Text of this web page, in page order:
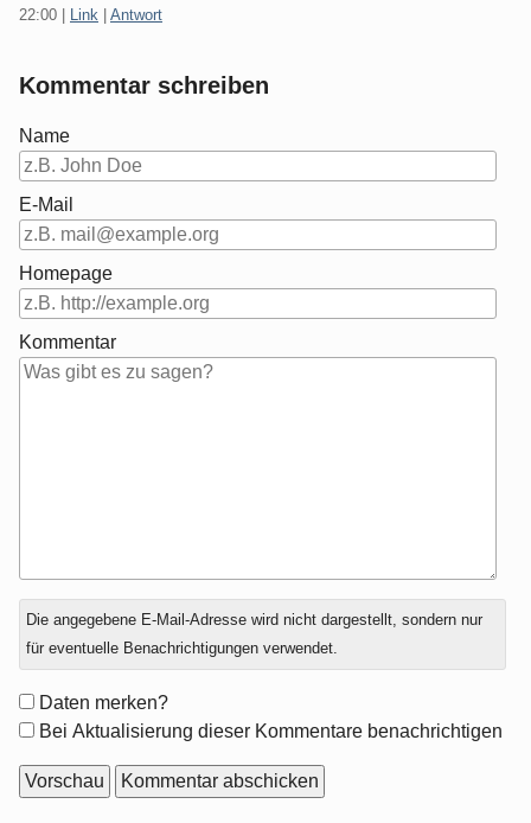
22:00 Link Antwort
Kommentar schreiben
Name
E-Mail
Homepage
Kommentar
Antwort
zu
Die angegebene E-Mail-Adresse wird nicht dargestellt, sondern nur
für eventuelle Benachrichtigungen verwendet.
Formular-
Optionen
Daten merken?
Bei Aktualisierung dieser Kommentare benachrichtigen